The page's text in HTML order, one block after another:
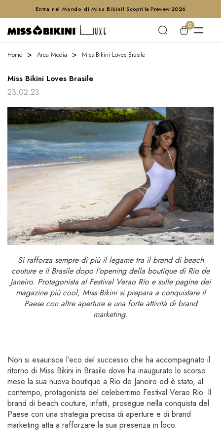
Entra nel Mondo di Miss Bikini! Scopri la Preview 2026
0
Home Area Media Miss Bikini Loves Brasile
Miss Bikini Loves Brasile
23.02.23
Si rafforza sempre di più il legame tra il brand di beach
couture e il Brasile dopo l’opening della boutique di Rio de
Janeiro. Protagonista al Festival Verao Rio e sulle pagine dei
magazine più cool, Miss Bikini si prepara a conquistare il
Paese con altre aperture e una forte attività di brand
marketing.
Non si esaurisce l’eco del successo che ha accompagnato il
ritorno di Miss Bikini in Brasile dove ha inaugurato lo scorso
mese la sua nuova boutique a Rio de Janeiro ed è stato, al
contempo, protagonista del celeberrimo Festival Verao Rio. Il
brand di beach couture, infatti, prosegue nella conquista del
Paese con una strategia precisa di aperture e di brand
marketing atta a rafforzare la sua presenza in loco.